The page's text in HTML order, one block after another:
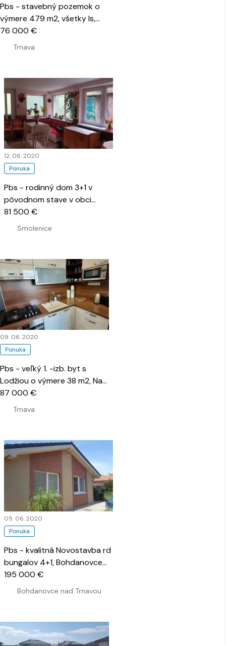
Pbs - stavebný pozemok o
výmere 479 m2, všetky Is,
trnava - Potôčky
Trnava
76 000 €
Ponuka
12. 06. 2020
Pbs - rodinný dom 3+1 v
pôvodnom stave v obci
Smolenice
Smolenice
81 500 €
Ponuka
09. 06. 2020
Pbs - veľký 1. -izb. byt s
Lodžiou o výmere 38 m2, Na
Hlinách…
Trnava
87 000 €
Ponuka
05. 06. 2020
Pbs - kvalitná Novostavba rd
bungalov 4+1, Bohdanovce
nad Trnavou
Bohdanovce nad Trnavou
195 000 €